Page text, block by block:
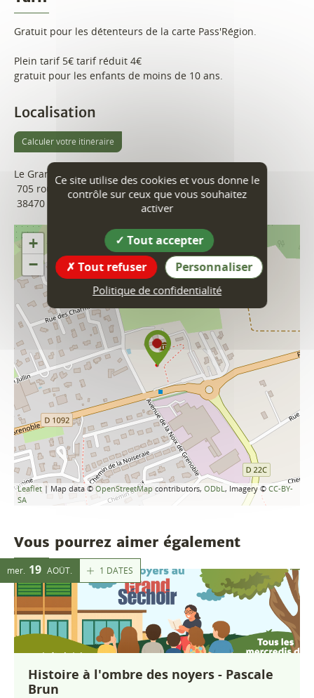
Gratuit pour les détenteurs de la carte Pass'Région.
Plein tarif 5€ tarif réduit 4€
gratuit pour les enfants de moins de 10 ans.
Localisation
Calculer votre itinéraire
Le Grand Séchoir
705 route de Grenoble
38470
+
−
Leaflet | Map data © OpenStreetMap contributors, ODbL , Imagery © CC-BY-
SA
Vous pourrez aimer également
1 DATES
mer. 19 AOÛT
Histoire à l'ombre des noyers - Pascale
Brun
Ce site utilise des cookies et vous donne le
contrôle sur ceux que vous souhaitez
activer
Tout accepter
Tout refuser
Personnaliser
Politique de confidentialité